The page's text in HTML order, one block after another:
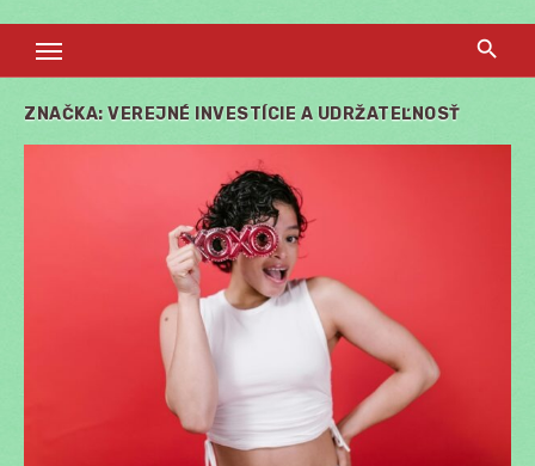
ZNAČKA: VEREJNÉ INVESTÍCIE A UDRŽATEĽNOSŤ